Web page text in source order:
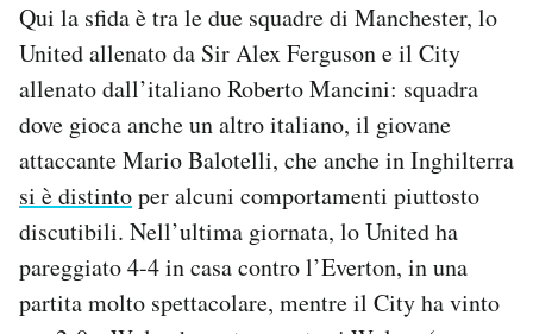
Qui la sfida è tra le due squadre di Manchester, lo
United allenato da Sir Alex Ferguson e il City
allenato dall’italiano Roberto Mancini: squadra
dove gioca anche un altro italiano, il giovane
attaccante Mario Balotelli, che anche in Inghilterra
si è distintoper alcuni comportamenti piuttosto
discutibili. Nell’ultima giornata, lo United ha
pareggiato 4-4 in casa contro l’Everton, in una
partita molto spettacolare, mentre il City ha vinto